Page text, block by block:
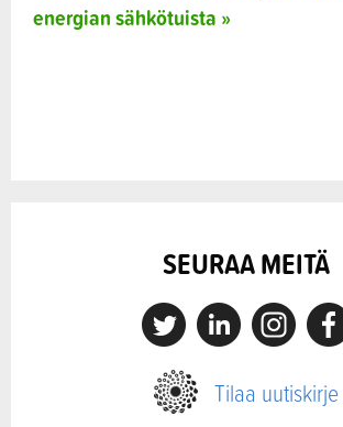
energian sähkötuista »
SEURAA MEITÄ
X LinkedinInstagram
Tilaa uutiskirje